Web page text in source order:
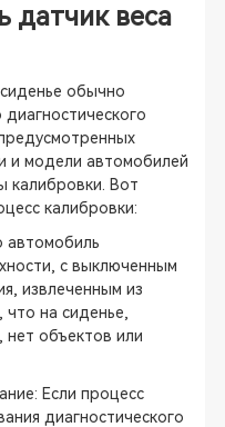
датчик веса
обычно
и модели автомобилей
калибровки. Вот
калибровки:
автомобиль
с выключенным
извлеченным из
что на сиденье,
нет объектов или
Если процесс
диагностического